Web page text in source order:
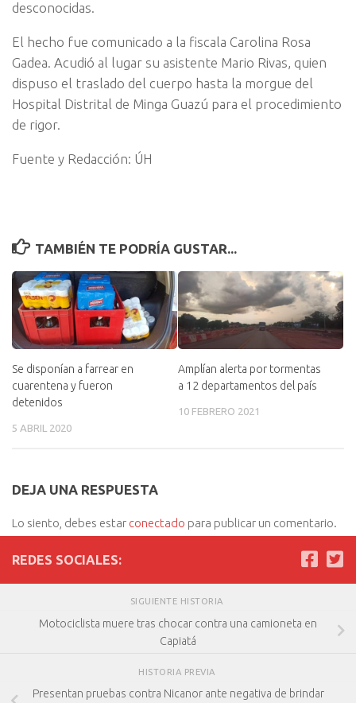
desconocidas.
El hecho fue comunicado a la fiscala Carolina Rosa
Gadea. Acudió al lugar su asistente Mario Rivas, quien
dispuso el traslado del cuerpo hasta la morgue del
Hospital Distrital de Minga Guazú para el procedimiento
de rigor.
Fuente y Redacción: ÚH
TAMBIÉN TE PODRÍA GUSTAR...
Se disponían a farrear en
cuarentena y fueron
detenidos
5 ABRIL 2020
Amplían alerta por tormentas
a 12 departamentos del país
10 FEBRERO 2021
DEJA UNA RESPUESTA
Lo siento, debes estar conectado para publicar un comentario.
REDES SOCIALES:
SIGUIENTE HISTORIA
Motociclista muere tras chocar contra una camioneta en
Capiatá
HISTORIA PREVIA
Presentan pruebas contra Nicanor ante negativa de brindar